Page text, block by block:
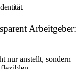
Arbeitgeber:
nur anstellt, sondern